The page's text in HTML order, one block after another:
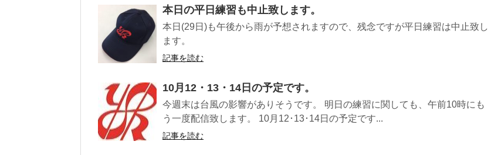
本日の平日練習も中止致します。
本日(29日)も午後から雨が予想されますので、残念ですが平日練習は中止致し
ます。
記事を読む
10月12・13・14日の予定です。
今週末は台風の影響がありそうです。 明日の練習に関しても、午前10時にも
う一度配信致します。 10月12･13･14日の予定です...
記事を読む